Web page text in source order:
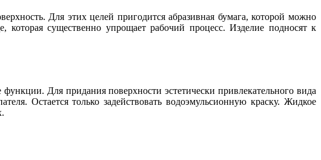
Для этих целей пригодится абразивная бумага, которой можно
существенно упрощает рабочий процесс. Изделие подносят к
Для придания поверхности эстетически привлекательного вида
Остается только задействовать водоэмульсионную краску. Жидкое